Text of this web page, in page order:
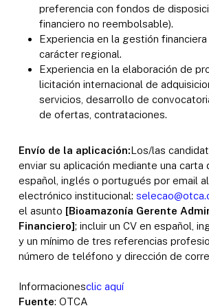
preferencia con fondos de
financiero no reembolsable).
Experiencia en la gestión
carácter regional.
Experiencia en la elaboración de
licitación internacional de
servicios, desarrollo de
de ofertas, contrataciones.
Envío de la aplicación:Los/las
enviar su aplicación mediante una carta
español, inglés o portugués por email
electrónico institucional:
el asunto [Bioamazonía Gerente
Financiero]; incluir un CV en español,
y un mínimo de tres referencias
número de teléfono y dirección de
Informacionesclic aquí
Fuente: OTCA